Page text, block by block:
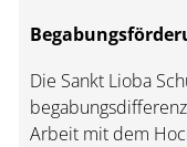
Die Sankt Lioba
Arbeit mit dem